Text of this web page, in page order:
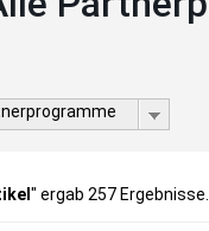
" ergab 257 Ergebnisse.